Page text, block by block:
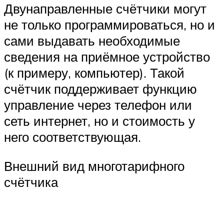
Двунаправленные счётчики могут
не только программироваться, но и
сами выдавать необходимые
сведения на приёмное устройство
(к примеру, компьютер). Такой
счётчик поддерживает функцию
управление через телефон или
сеть интернет, но и стоимость у
него соответствующая.
Внешний вид многотарифного
счётчика